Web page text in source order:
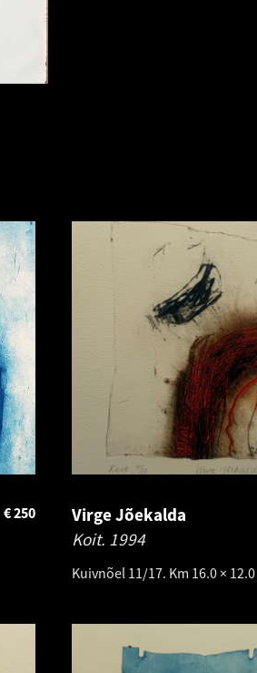
250
€
Virge Jõekalda
Koit. 1994
Kuivnõel 11/17. Km 16.0 ×